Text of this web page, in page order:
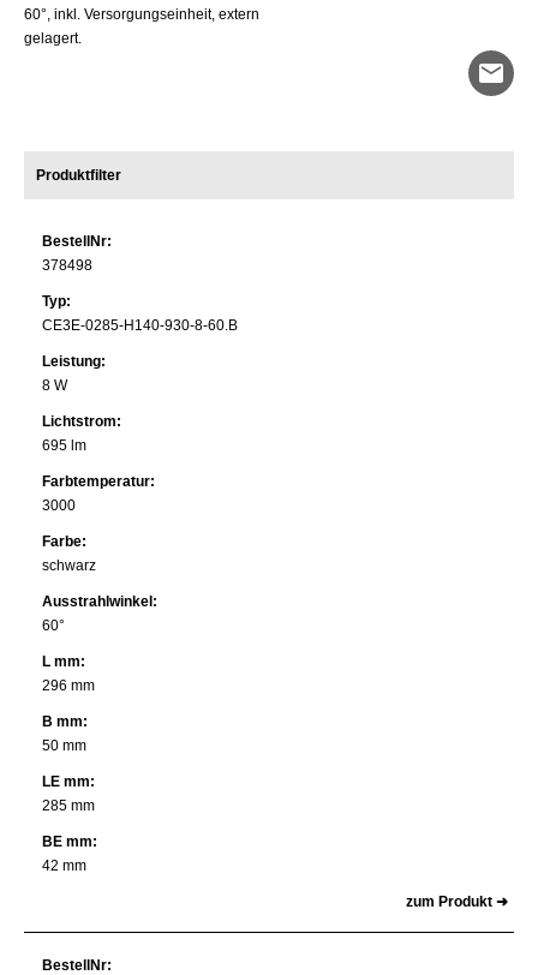
60°, inkl. Versorgungseinheit, extern
gelagert.
mail
Produktfilter
Breite
BestellNr:
378498
Typ:
CE3E-0285-H140-930-8-60.B
Leistung:
8 W
Lichtstrom:
695 lm
Farbtemperatur:
3000
Farbe:
schwarz
Ausstrahlwinkel:
60°
L mm:
296 mm
B mm:
50 mm
LE mm:
285 mm
BE mm:
42 mm
zum Produkt ➜
BestellNr: